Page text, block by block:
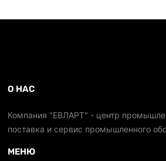
О НАС
Компания "ЕВЛАРТ" - центр
поставка и сервис промышленного
МЕНЮ